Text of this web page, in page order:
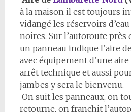
à la maison il est toujours
vidangé les réservoirs d’eau
noires. Sur l’autoroute
un panneau indique l’aire
avec équipement d’une
arrêt technique et aussi
jambes y sera le bienvenu.
On suit les panneaux, on
retourne, on franchit